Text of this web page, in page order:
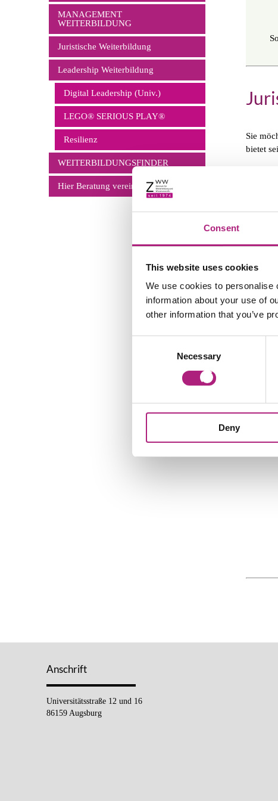
Consent
This website uses cookies
We use cookies to personalise
information about your use of
other information that you’ve
Necessary
Deny
Sie
bietet
Ganz
überspringen
MANAGEMENT
WEITERBILDUNG
Juristische Weiterbildung
Leadership Weiterbildung
Digital Leadership (Univ.)
LEGO® SERIOUS PLAY®
Resilienz
WEITERBILDUNGSFINDER
Hier Beratung vereinbaren
Anschrift
Universitätsstraße 12 und 16
86159 Augsburg